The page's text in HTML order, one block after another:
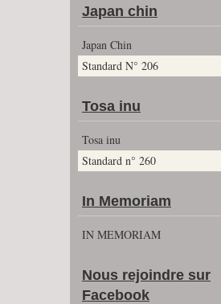
Japan chin
Japan Chin
Standard N° 206
Tosa inu
Tosa inu
Standard n° 260
In Memoriam
IN MEMORIAM
Nous rejoindre sur
Facebook